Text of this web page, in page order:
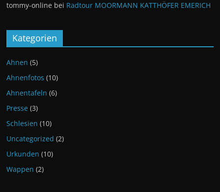
tommy-online bei Radtour MOORMANN KATTHÖFER EMERICH
Kategorien
Ahnen (5)
Ahnenfotos (10)
Ahnentafeln (6)
Presse (3)
Schlesien (10)
Uncategorized (2)
Urkunden (10)
Wappen (2)